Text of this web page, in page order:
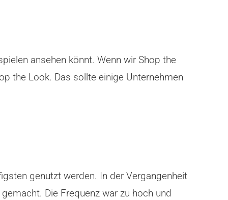
ansehen könnt. Wenn wir Shop the
the Look. Das sollte einige Unternehmen
genutzt werden. In der Vergangenheit
Die Frequenz war zu hoch und